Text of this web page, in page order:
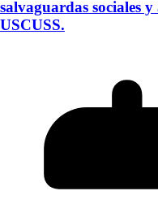
salvaguardas sociales
USCUSS.